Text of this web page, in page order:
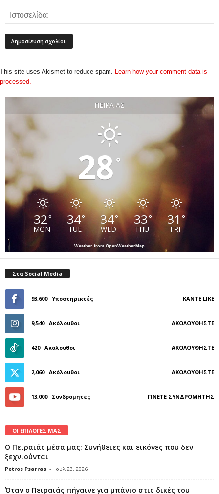
This site uses Akismet to reduce spam. Learn how your comment data is
processed.
ΠΕΙΡΑΙΆΣ
28 °
32°
MON
34°
TUE
34°
WED
33°
THU
31°
FRI
Weather from OpenWeatherMap
Στα Social Media
93,600 Υποστηρικτές ΚΆΝΤΕ LIKE
9,540 Ακόλουθοι ΑΚΟΛΟΥΘΉΣΤΕ
420 Ακόλουθοι ΑΚΟΛΟΥΘΉΣΤΕ
2,060 Ακόλουθοι ΑΚΟΛΟΥΘΉΣΤΕ
13,000 Συνδρομητές ΓΊΝΕΤΕ ΣΥΝΔΡΟΜΗΤΉΣ
ΟΙ ΕΠΙΛΟΓΕΣ ΜΑΣ
Ο Πειραιάς μέσα μας: Συνήθειες και εικόνες που δεν
ξεχνιούνται
Petros Psarras - Ιούλ 23, 2026
Όταν ο Πειραιάς πήγαινε για μπάνιο στις δικές του